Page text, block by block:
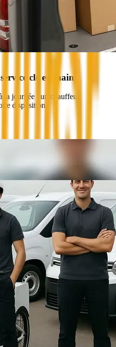
clé en main
journée : un chauffeur
disposition.